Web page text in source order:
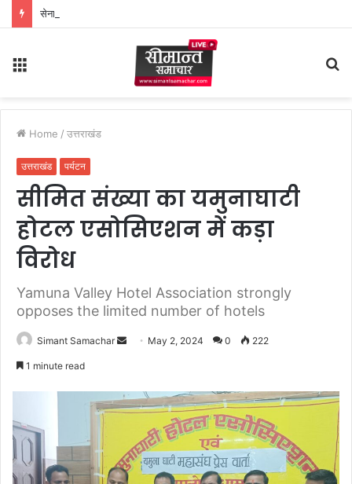
Home / उत्तराखंड
उत्तराखंड पर्यटन
सीमित संख्या का यमुनाघाटी
होटल एसोसिएशन में कड़ा
विरोध
Yamuna Valley Hotel Association strongly
opposes the limited number of hotels
Simant Samachar
d
a
e
m
May 2, 2024 0 222
1 minute read